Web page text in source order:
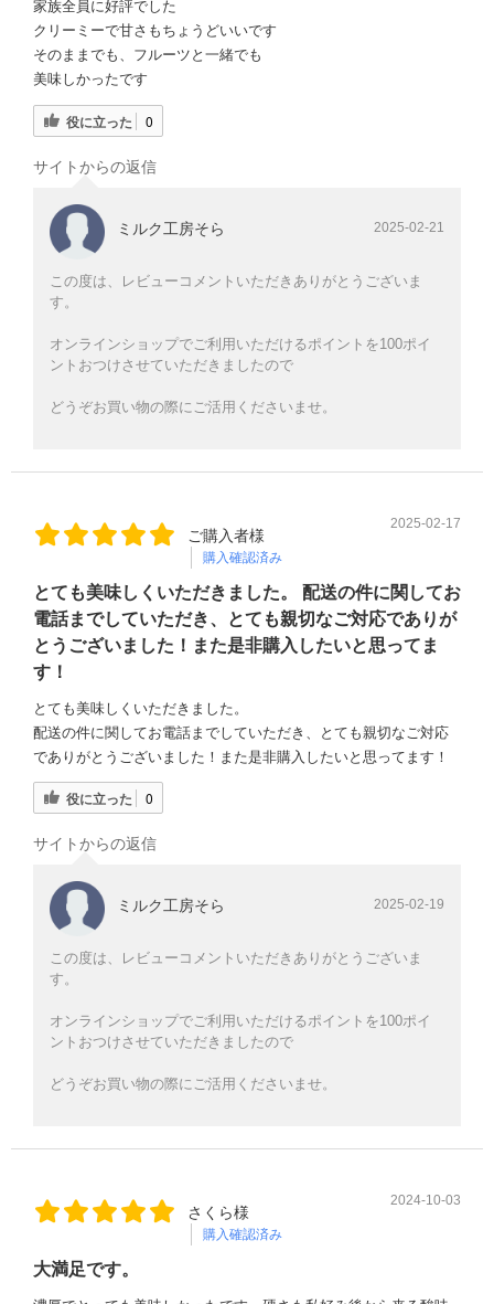
家族全員に好評でした
クリーミーで甘さもちょうどいいです
そのままでも、フルーツと一緒でも
美味しかったです
役に立った 0
サイトからの返信
ミルク工房そら 2025-02-21
この度は、レビューコメントいただきありがとうございま
す。
オンラインショップでご利用いただけるポイントを100ポイ
ントおつけさせていただきましたので
どうぞお買い物の際にご活用くださいませ。
ご購入者様
購入確認済み
2025-02-17
とても美味しくいただきました。 配送の件に関してお
電話までしていただき、とても親切なご対応でありが
とうございました！また是非購入したいと思ってま
す！
とても美味しくいただきました。
配送の件に関してお電話までしていただき、とても親切なご対応
でありがとうございました！また是非購入したいと思ってます！
役に立った 0
サイトからの返信
ミルク工房そら 2025-02-19
この度は、レビューコメントいただきありがとうございま
す。
オンラインショップでご利用いただけるポイントを100ポイ
ントおつけさせていただきましたので
どうぞお買い物の際にご活用くださいませ。
さくら様
購入確認済み
2024-10-03
大満足です。